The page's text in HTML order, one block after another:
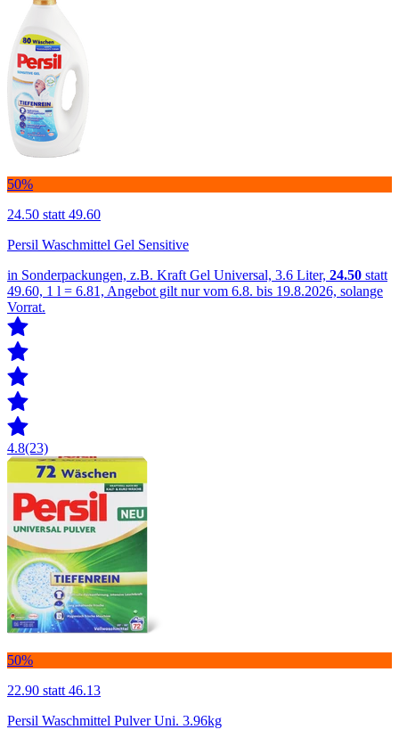
50%
24.50 statt 49.60
Persil Waschmittel Gel Sensitive
in Sonderpackungen, z.B. Kraft Gel Universal, 3.6 Liter, 24.50 statt
49.60, 1 l = 6.81, Angebot gilt nur vom 6.8. bis 19.8.2026, solange
Vorrat.
4.8(23)
50%
22.90 statt 46.13
Persil Waschmittel Pulver Uni. 3.96kg